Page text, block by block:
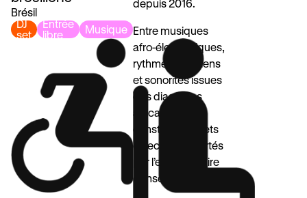
Brésil
DJ
set
Entrée
libre
Musique
depuis 2016.
Entre musiques
afro-électroniques,
rythmes brésiliens
et sonorités issues
des diasporas
africaines, elle
construit des sets
éclectiques portés
par l’envie de faire
danser.